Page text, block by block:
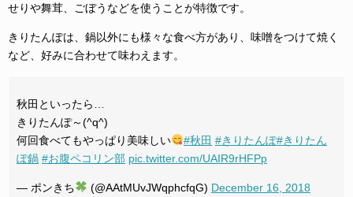
せりや舞茸、ごぼうなどを使うことが特徴です。
きりたんぽは、鍋以外にも様々な食べ方があり、味噌をつけて焼く
など、好みに合わせて味わえます。
秋田といったら…
きりたんぽ～(^q^)
何回食べてもやっぱり美味しい
#秋田 #きりたんぽ#きりたん
ぽ鍋 #お腹ペコリン部 pic.twitter.com/UAIR9rHFPp
— ポンきち (@AAtMUvJWqphcfqG) December 16, 2018